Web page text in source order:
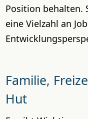
Position behalten.
eine Vielzahl an
Familie,
Hut